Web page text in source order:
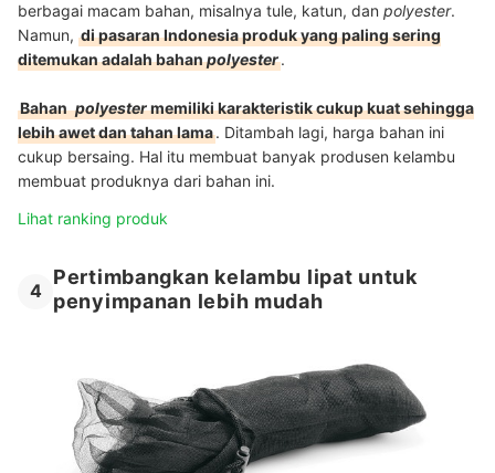
berbagai macam bahan, misalnya tule, katun, dan polyester.
Namun, di pasaran Indonesia produk yang paling sering
ditemukan adalah bahanpolyester.
Bahan polyestermemiliki karakteristik cukup kuat sehingga
lebih awet dan tahan lama. Ditambah lagi, harga bahan ini
cukup bersaing. Hal itu membuat banyak produsen kelambu
membuat produknya dari bahan ini.
Lihat ranking produk
4
Pertimbangkan kelambu lipat untuk
penyimpanan lebih mudah